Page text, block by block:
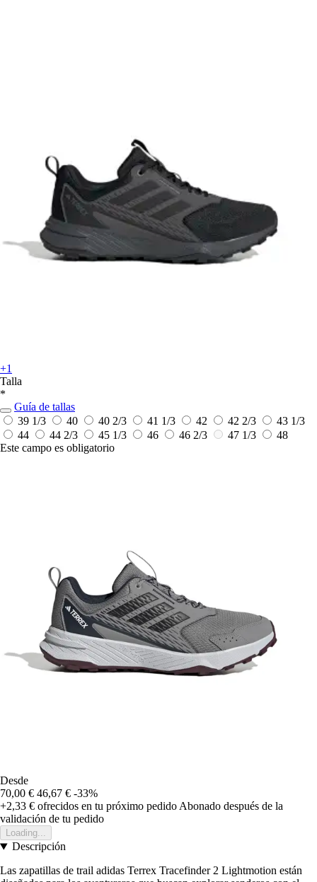
+1
Talla
*
Guía de tallas
39 1/3
40 40 2/3 41 1/3 42 42 2/3
43 1/3
44
44 2/3 45 1/3 46 46 2/3 47 1/3
48
Este campo es obligatorio
Desde
70,00 € 46,67 € -33%
+2,33 € ofrecidos en tu próximo pedidoAbonado después de la
validación de tu pedido
Loading...
Descripción
Las zapatillas de trail adidas Terrex Tracefinder 2 Lightmotion están